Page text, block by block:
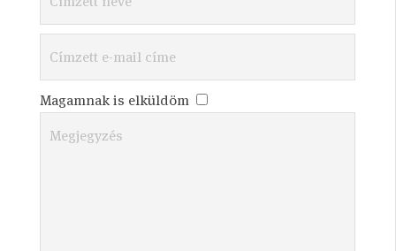
Magamnak is elküldöm